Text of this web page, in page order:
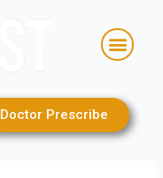
Doctor Prescribe